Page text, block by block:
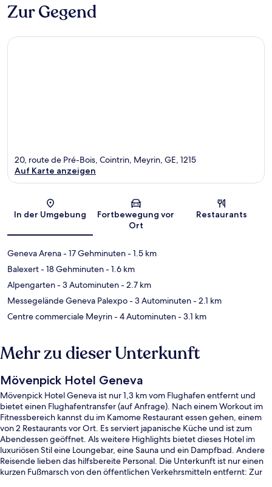
Zur Gegend
Karte
20, route de Pré-Bois, Cointrin, Meyrin, GE, 1215
Auf Karte anzeigen
In der Umgebung
Fortbewegung vor
Ort
Restaurants
Geneva Arena- 17 Gehminuten- 1.5 km
Balexert- 18 Gehminuten- 1.6 km
Alpengarten- 3 Autominuten- 2.7 km
Messegelände Geneva Palexpo- 3 Autominuten- 2.1 km
Centre commerciale Meyrin- 4 Autominuten- 3.1 km
Mehr zu dieser Unterkunft
Mövenpick Hotel Geneva
Mövenpick Hotel Geneva ist nur 1,3 km vom Flughafen entfernt und
bietet einen Flughafentransfer (auf Anfrage). Nach einem Workout im
Fitnessbereich kannst du im Kamome Restaurant essen gehen, einem
von 2 Restaurants vor Ort. Es serviert japanische Küche und ist zum
Abendessen geöffnet. Als weitere Highlights bietet dieses Hotel im
luxuriösen Stil eine Loungebar, eine Sauna und ein Dampfbad. Andere
Reisende lieben das hilfsbereite Personal. Die Unterkunft ist nur einen
kurzen Fußmarsch von den öffentlichen Verkehrsmitteln entfernt: Zur